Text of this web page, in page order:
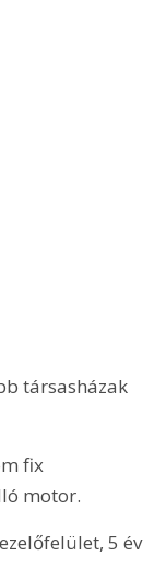
társasházak
fix
motor.
5 év